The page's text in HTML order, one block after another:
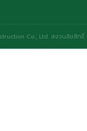
Co., Ltd. สงวนลิขสิทธิ์